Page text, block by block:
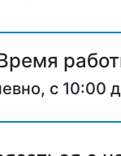
с 10:00